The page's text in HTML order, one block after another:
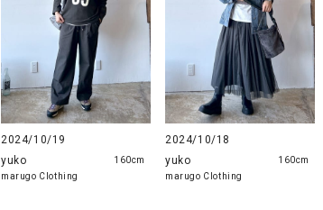
2024/10/19
yuko
marugo Clothing
160cm
2024/10/18
yuko
marugo Clothing
160cm